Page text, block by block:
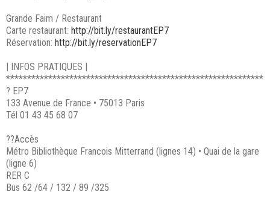
Grande Faim / Restaurant
Carte restaurant: http://bit.ly/restaurantEP7
Réservation: http://bit.ly/reservationEP7
| INFOS PRATIQUES |
*************************************************************
? EP7
133 Avenue de France • 75013 Paris
Tél 01 43 45 68 07
??Accès
Métro Bibliothèque Francois Mitterrand (lignes 14) • Quai de la gare
(ligne 6)
RER C
Bus 62 /64 / 132 / 89 /325